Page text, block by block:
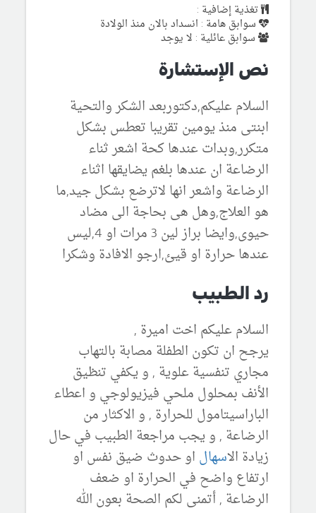
تغذية إضافية :
سوابق هامة : انسداد بالان منذ الولادة
سوابق عائلية : لا يوجد
نص الإستشارة
السلام عليكم,دكتوربعد الشكر والتحية
ابنتى منذ يومين تقريبا تعطس بشكل
متكرر,وبدات عندها كحة اشعر ثناء
الرضاعة ان عندها بلغم يضايقها اثناء
الرضاعة واشعر انها لاترضع بشكل جيد,ما
هو العلاج,وهل هى بحاجة الى مضاد
حيوى,وايضا براز لين 3 مرات او 4,ليس
عندها حرارة او قيئ,ارجو الافادة وشكرا
رد الطبيب
السلام عليكم اخت اميرة ,
يرجح ان تكون الطفلة مصابة بالتهاب
مجاري تنفسية علوية , و يكفي تنظيق
الأنف بمحلول ملحي فيزيولوجي و اعطاء
الباراسيتامول للحرارة , و الاكثار من
الرضاعة , و يجب مراجعة الطبيب في حال
زيادة الاسهال او حدوث ضيق نفس او
ارتفاع واضح في الحرارة او ضعف
الرضاعة , أتمنى لكم الصحة بعون الله